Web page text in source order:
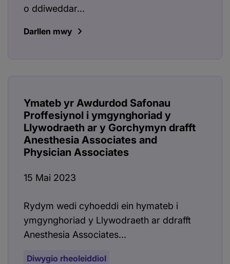
o ddiweddar...
Darllen mwy
Ymateb yr Awdurdod Safonau
Proffesiynol i ymgynghoriad y
Llywodraeth ar y Gorchymyn drafft
Anesthesia Associates and
Physician Associates
15 Mai 2023
Rydym wedi cyhoeddi ein hymateb i
ymgynghoriad y Llywodraeth ar ddrafft
Anesthesia Associates...
Diwygio rheoleiddiol